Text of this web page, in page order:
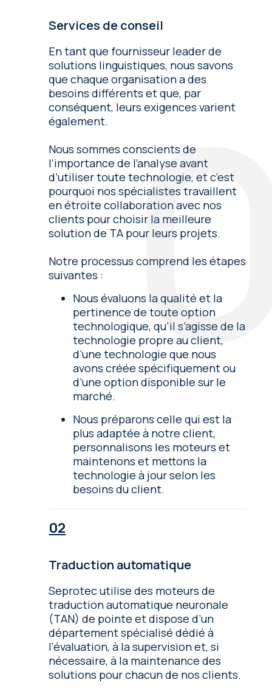
Services de conseil
En tant que fournisseur leader de
solutions linguistiques, nous savons
que chaque organisation a des
besoins différents et que, par
conséquent, leurs exigences varient
également.
Nous sommes conscients de
l’importance de l’analyse avant
d’utiliser toute technologie, et c’est
pourquoi nos spécialistes travaillent
en étroite collaboration avec nos
clients pour choisir la meilleure
solution de TA pour leurs projets.
Notre processus comprend les étapes
suivantes :
Nous évaluons la qualité et la
pertinence de toute option
technologique, qu’il s’agisse de la
technologie propre au client,
d’une technologie que nous
avons créée spécifiquement ou
d’une option disponible sur le
marché.
Nous préparons celle qui est la
plus adaptée à notre client,
personnalisons les moteurs et
maintenons et mettons la
technologie à jour selon les
besoins du client.
Traduction automatique
Seprotec utilise des moteurs de
traduction automatique neuronale
(TAN) de pointe et dispose d’un
département spécialisé dédié à
l’évaluation, à la supervision et, si
nécessaire, à la maintenance des
solutions pour chacun de nos clients.